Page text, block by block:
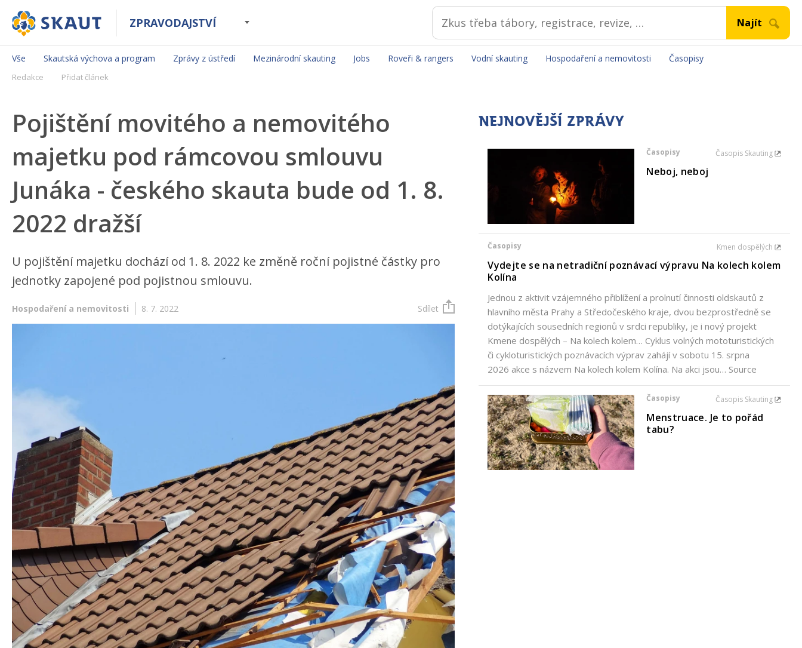
ZPRAVODAJSTVÍ
Vše Skautská výchova a program Zprávy z ústředí Mezinárodní skauting Jobs Roveři & rangers Vodní skauting Hospodaření a nemovitosti Časopisy
Redakce Přidat článek
Pojištění movitého a nemovitého
majetku pod rámcovou smlouvu
Junáka - českého skauta bude od 1. 8.
2022 dražší
U pojištění majetku dochází od 1. 8. 2022 ke změně roční pojistné částky pro
jednotky zapojené pod pojistnou smlouvu.
Hospodaření a nemovitosti 8. 7. 2022 Sdílet
NEJNOVĚJŠÍ ZPRÁVY
Časopisy Časopis Skauting
Neboj, neboj
Časopisy Kmen dospělých
Vydejte se na netradiční poznávací výpravu Na kolech kolem
Kolína
Jednou z aktivit vzájemného přiblížení a prolnutí činnosti oldskautů z
hlavního města Prahy a Středočeského kraje, dvou bezprostředně se
dotýkajících sousedních regionů v srdci republiky, je i nový projekt
Kmene dospělých – Na kolech kolem… Cyklus volných mototuristických
či cykloturistických poznávacích výprav zahájí v sobotu 15. srpna
2026 akce s názvem Na kolech kolem Kolína. Na akci jsou… Source
Časopisy Časopis Skauting
Menstruace. Je to pořád
tabu?